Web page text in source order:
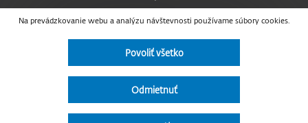
Na prevádzkovanie webu a analýzu návštevnosti používame súbory cookies.
Povoliť všetko
Odmietnuť
Nastavenie cookies
Facebook
Instagram
Vyhlásenie o prístupnosti